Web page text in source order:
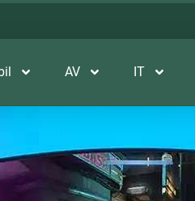
AV IT